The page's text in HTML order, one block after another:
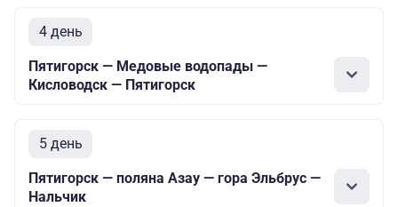
4 день
Пятигорск — Медовые водопады —
Кисловодск — Пятигорск
5 день
Пятигорск — поляна Азау — гора Эльбрус —
Нальчик